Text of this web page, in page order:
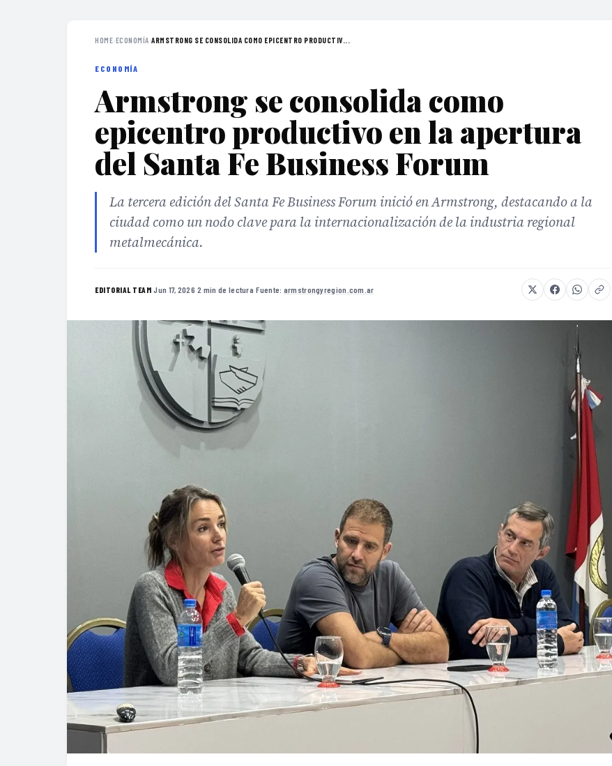
HOME›ECONOMÍA›ARMSTRONG SE CONSOLIDA COMO EPICENTRO PRODUCTIV...
ECONOMÍA
Armstrong se consolida como
epicentro productivo en la apertura
del Santa Fe Business Forum
La tercera edición del Santa Fe Business Forum inició en Armstrong, destacando a la
ciudad como un nodo clave para la internacionalización de la industria regional
metalmecánica.
EDITORIAL TEAM·Jun 17, 2026·2 min de lectura·Fuente: armstrongyregion.com.ar